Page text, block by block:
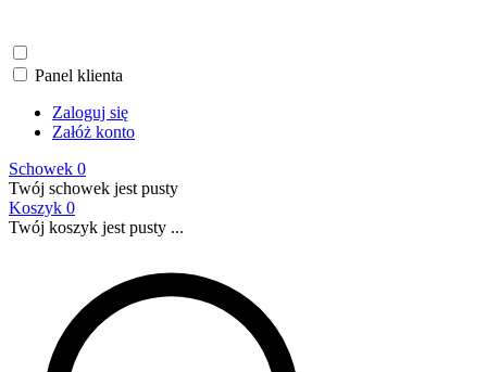
Panel klienta
Zaloguj się
Załóż konto
Schowek 0
Twój schowek jest pusty
Koszyk 0
Twój koszyk jest pusty ...